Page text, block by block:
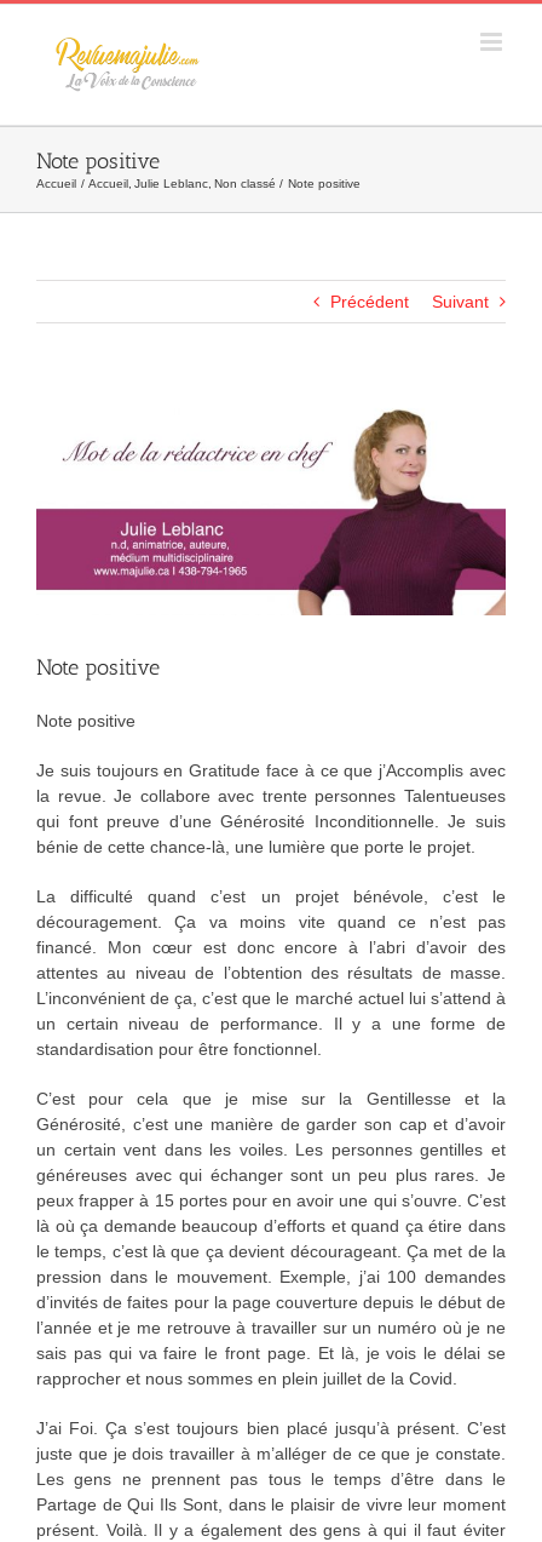
Skip
Note positive
Accueil Accueil Julie Leblanc Non classé Note positive
Précédent Suivant
Note positive
Note positive
Je suis toujours en Gratitude face à ce que j’Accomplis avec
la revue. Je collabore avec trente personnes Talentueuses
qui font preuve d’une Générosité Inconditionnelle. Je suis
bénie de cette chance-là, une lumière que porte le projet.
La difficulté quand c’est un projet bénévole, c’est le
découragement. Ça va moins vite quand ce n’est pas
financé. Mon cœur est donc encore à l’abri d’avoir des
attentes au niveau de l’obtention des résultats de masse.
L’inconvénient de ça, c’est que le marché actuel lui s’attend à
un certain niveau de performance. Il y a une forme de
standardisation pour être fonctionnel.
C’est pour cela que je mise sur la Gentillesse et la
Générosité, c’est une manière de garder son cap et d’avoir
un certain vent dans les voiles. Les personnes gentilles et
généreuses avec qui échanger sont un peu plus rares. Je
peux frapper à 15 portes pour en avoir une qui s’ouvre. C’est
là où ça demande beaucoup d’efforts et quand ça étire dans
le temps, c’est là que ça devient décourageant. Ça met de la
pression dans le mouvement. Exemple, j’ai 100 demandes
d’invités de faites pour la page couverture depuis le début de
l’année et je me retrouve à travailler sur un numéro où je ne
sais pas qui va faire le front page. Et là, je vois le délai se
rapprocher et nous sommes en plein juillet de la Covid.
J’ai Foi. Ça s’est toujours bien placé jusqu’à présent. C’est
juste que je dois travailler à m’alléger de ce que je constate.
Les gens ne prennent pas tous le temps d’être dans le
Partage de Qui Ils Sont, dans le plaisir de vivre leur moment
présent. Voilà. Il y a également des gens à qui il faut éviter